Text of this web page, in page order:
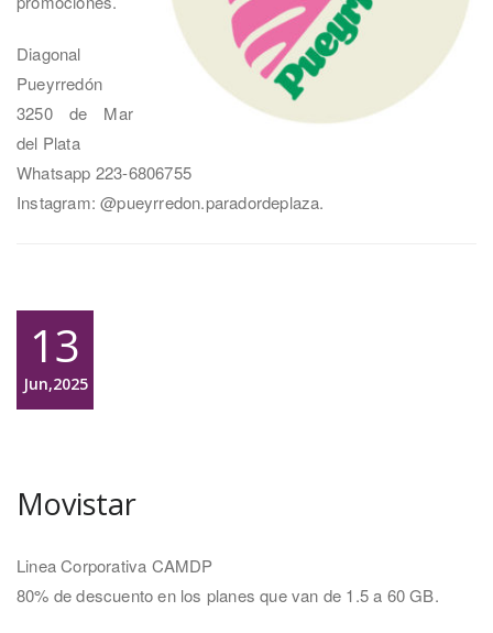
Diagonal
Pueyrredón
3250 de Mar
del Plata
Whatsapp 223-6806755
Instagram: @pueyrredon.paradordeplaza.
13
Jun,2025
Movistar
Linea Corporativa CAMDP
80% de descuento en los planes que van de 1.5 a 60 GB.